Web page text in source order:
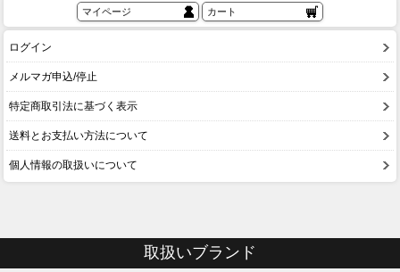
マイページ カート
ログイン
メルマガ申込/停止
特定商取引法に基づく表示
送料とお支払い方法について
個人情報の取扱いについて
取扱いブランド